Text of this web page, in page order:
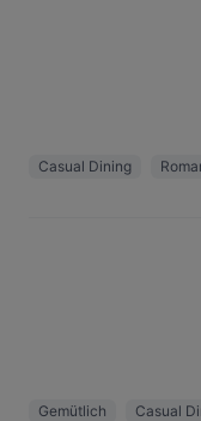
Casual Dining
Gemütlich Casual